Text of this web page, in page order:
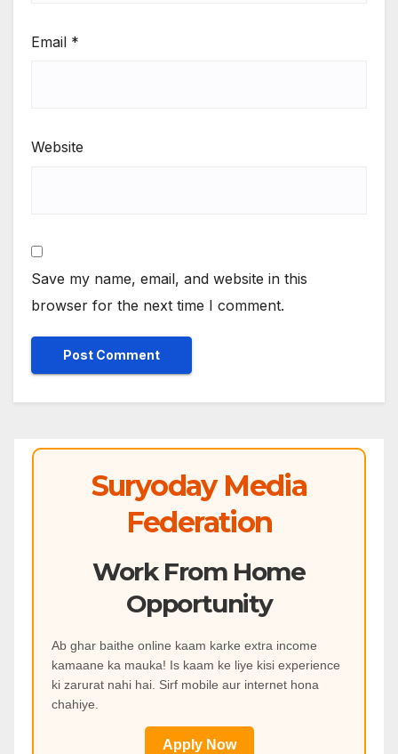
Email *
Website
Save my name, email, and website in this
browser for the next time I comment.
Suryoday Media
Federation
Work From Home
Opportunity
Ab ghar baithe online kaam karke extra income
kamaane ka mauka! Is kaam ke liye kisi experience
ki zarurat nahi hai. Sirf mobile aur internet hona
chahiye.
Apply Now